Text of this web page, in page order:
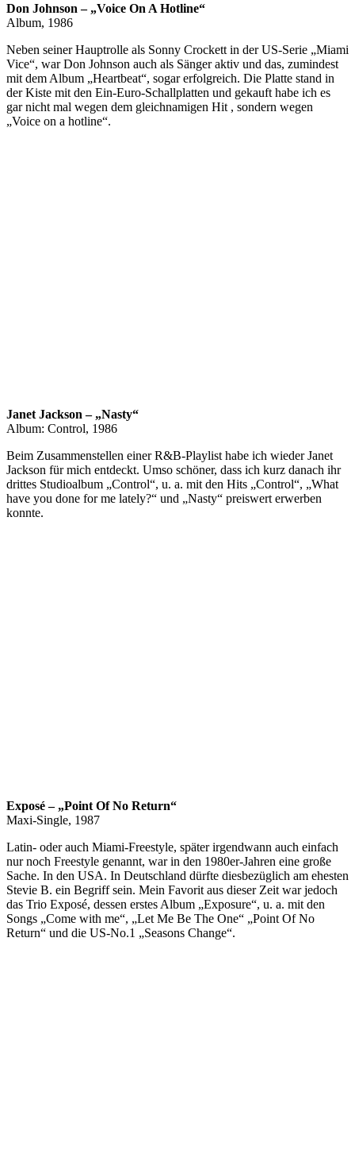
Don Johnson – „Voice On A Hotline“
Album, 1986
Neben seiner Hauptrolle als Sonny Crockett in der US-Serie „Miami
Vice“, war Don Johnson auch als Sänger aktiv und das, zumindest
mit dem Album „Heartbeat“, sogar erfolgreich. Die Platte stand in
der Kiste mit den Ein-Euro-Schallplatten und gekauft habe ich es
gar nicht mal wegen dem gleichnamigen Hit , sondern wegen
„Voice on a hotline“.
Janet Jackson – „Nasty“
Album: Control, 1986
Beim Zusammenstellen einer R&B-Playlist habe ich wieder Janet
Jackson für mich entdeckt. Umso schöner, dass ich kurz danach ihr
drittes Studioalbum „Control“, u. a. mit den Hits „Control“, „What
have you done for me lately?“ und „Nasty“ preiswert erwerben
konnte.
Exposé – „Point Of No Return“
Maxi-Single, 1987
Latin- oder auch Miami-Freestyle, später irgendwann auch einfach
nur noch Freestyle genannt, war in den 1980er-Jahren eine große
Sache. In den USA. In Deutschland dürfte diesbezüglich am ehesten
Stevie B. ein Begriff sein. Mein Favorit aus dieser Zeit war jedoch
das Trio Exposé, dessen erstes Album „Exposure“, u. a. mit den
Songs „Come with me“, „Let Me Be The One“ „Point Of No
Return“ und die US-No.1 „Seasons Change“.